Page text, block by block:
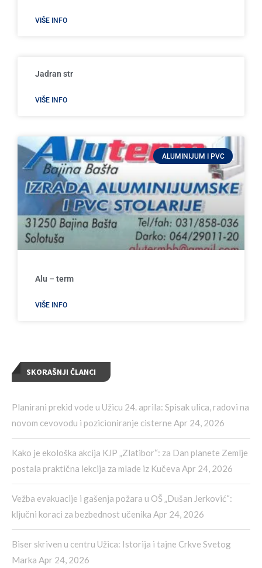
VIŠE INFO
Jadran str
VIŠE INFO
ALUMINIJUM I PVC
Alu – term
VIŠE INFO
SKORAŠNJI ČLANCI
Planirani prekid vode u Užicu 24. aprila: Spisak ulica, radovi na
novom cevovodu i pozicioniranje cisterne Apr 24, 2026
Kako je ekološka akcija KJP „Zlatibor“: za Dan planete Zemlje
postala praktična lekcija za mlade iz Kučeva Apr 24, 2026
Vežba evakuacije i gašenja požara u OŠ „Dušan Jerković“:
ključni koraci za bezbednost učenika Apr 24, 2026
Biser skriven u centru Užica: Istorija i tajne Crkve Svetog
Marka Apr 24, 2026